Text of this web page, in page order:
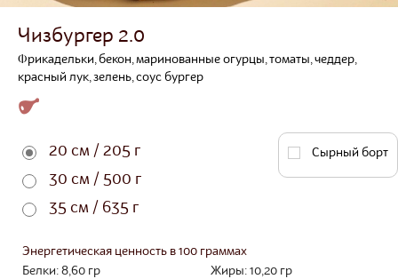
Чизбургер 2.0
Фрикадельки, бекон, маринованные огурцы, томаты, чеддер,
красный лук, зелень, соус бургер
20 см / 205 г
30 см / 500 г
35 см / 635 г
Сырный борт
Энергетическая ценность в 100 граммах
Белки: 8,60 гр Жиры: 10,20гр